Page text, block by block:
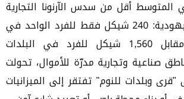
المتوسط أقل من سدس الآرنونا التجارية
مقارنة بالسلطة اليهودية: 240 شيكل فقط للفرد الواحد في
البلدات العربية، مقابل 1,560 شيكل للفرد في البلدات
صناعية وتجارية مدرّة للأموال، تحولت
"قرى وبلدات للنوم" تفتقر إلى الميزانيات